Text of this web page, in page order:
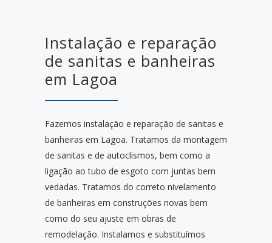
Instalação e reparação
de sanitas e banheiras
em Lagoa
Fazemos instalação e reparação de sanitas e
banheiras em Lagoa. Tratamos da montagem
de sanitas e de autoclismos, bem como a
ligação ao tubo de esgoto com juntas bem
vedadas. Tratamos do correto nivelamento
de banheiras em construções novas bem
como do seu ajuste em obras de
remodelação. Instalamos e substituímos